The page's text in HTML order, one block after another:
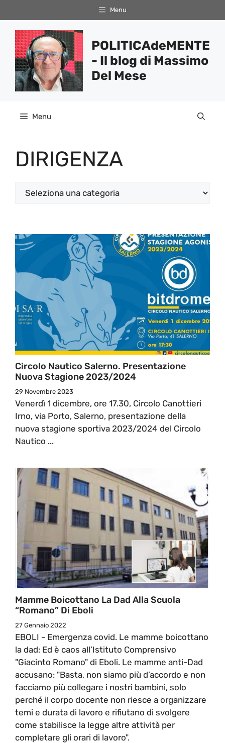
al
contenuto
Menu
POLITICAdeMENTE
- Il blog di Massimo
Del Mese
Menu
DIRIGENZA
Categorie
Circolo Nautico Salerno. Presentazione
Nuova Stagione 2023/2024
29 Novembre 2023
Venerdì 1 dicembre, ore 17.30, Circolo Canottieri
Irno, via Porto, Salerno, presentazione della
nuova stagione sportiva 2023/2024 del Circolo
Nautico ...
Mamme Boicottano La Dad Alla Scuola
“Romano” Di Eboli
27 Gennaio 2022
EBOLI - Emergenza covid. Le mamme boicottano
la dad: Ed è caos all’Istituto Comprensivo
"Giacinto Romano" di Eboli. Le mamme anti-Dad
accusano: "Basta, non siamo più d’accordo e non
facciamo più collegare i nostri bambini, solo
perché il corpo docente non riesce a organizzare
temi e durata di lavoro e rifiutano di svolgere
come stabilisce la legge altre attività per
completare gli orari di lavoro".